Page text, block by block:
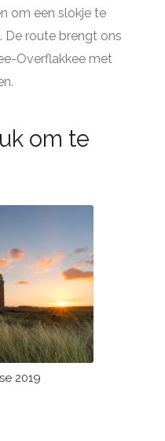
om een slokje te
De route brengt ons
Overflakkee met
om te
2019